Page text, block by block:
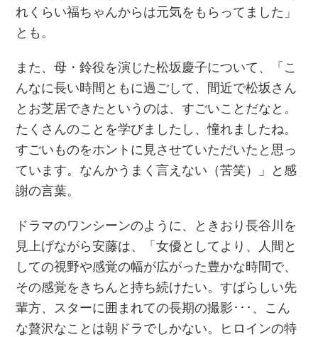
れくらい福ちゃんからは元気をもらってました」
とも。
また、母・鈴役を演じた松坂慶子について、「こ
んなに長い時間ともに過ごして、間近で松坂さん
とお芝居できたというのは、すごいことだなと。
たくさんのことを学びましたし、憧れましたね。
すごいものをホントに見させていただいたと思っ
ています。なんかうまく言えない（苦笑）」と感
謝の言葉。
ドラマのワンシーンのように、ときおり長谷川を
見上げながら安藤は、「女優としてより、人間と
しての視野や感覚の幅が広がった豊かな時間で、
その感覚をきちんと持ち続けたい。すばらしい先
輩方、スターに囲まれての長期の撮影･･･、こん
な贅沢なことは朝ドラでしかない。ヒロインの特